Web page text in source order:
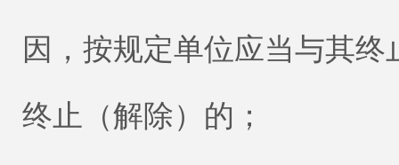
因，按规定单位应当与其
终止（解除）的；